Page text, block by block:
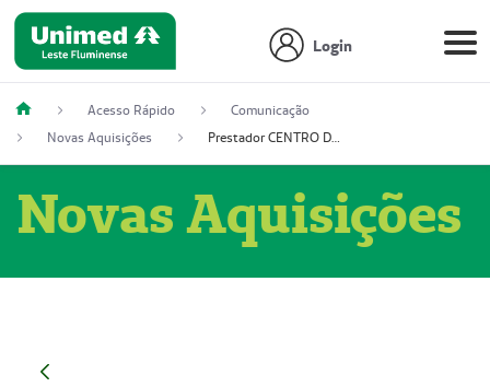
Login
Acesso Rápido
Comunicação
Novas Aquisições
Prestador CENTRO DE ONCOLOGIA
Novas Aquisições